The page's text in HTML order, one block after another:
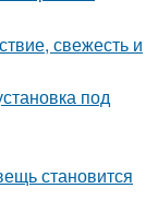
свежесть и
под
становится